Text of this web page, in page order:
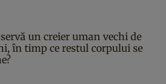
un creier uman vechi de
în timp ce restul corpului se